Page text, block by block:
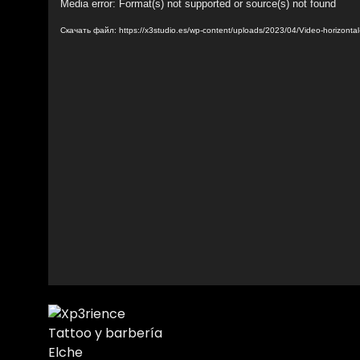
Видеоплеер
Media error: Format(s) not supported or source(s) not found
Скачать файл: https://x3studio.es/wp-content/uploads/2023/04/Video-